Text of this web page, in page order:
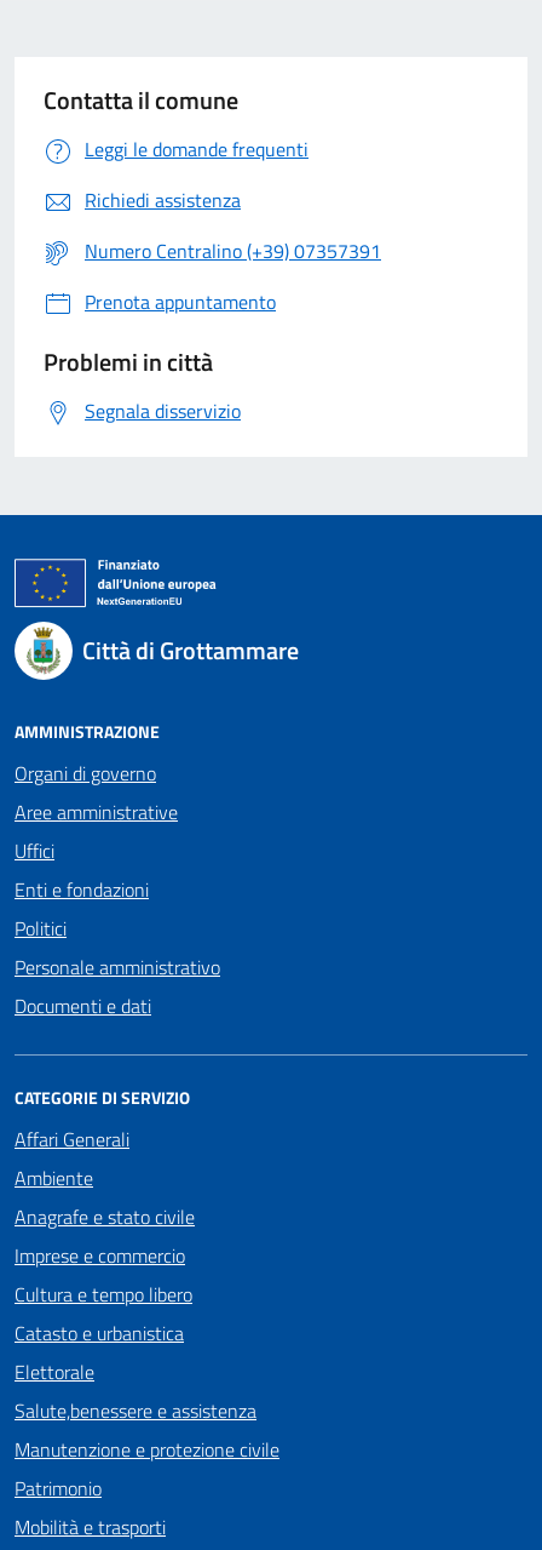
Contatta il comune
Leggi le domande frequenti
Richiedi assistenza
Numero Centralino (+39) 07357391
Prenota appuntamento
Problemi in città
Segnala disservizio
Città di Grottammare
AMMINISTRAZIONE
Organi di governo
Aree amministrative
Uffici
Enti e fondazioni
Politici
Personale amministrativo
Documenti e dati
CATEGORIE DI SERVIZIO
Affari Generali
Ambiente
Anagrafe e stato civile
Imprese e commercio
Cultura e tempo libero
Catasto e urbanistica
Elettorale
Salute,benessere e assistenza
Manutenzione e protezione civile
Patrimonio
Mobilità e trasporti